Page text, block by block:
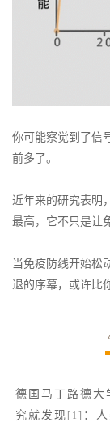
你可能察觉到了信
前多了。
近年来的研究表明
最高，它不只是让
当免疫防线开始松
退的序幕，或许比
德国马丁路德大
究就发现 [1] ：